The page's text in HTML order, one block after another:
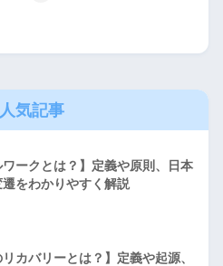
気記事
ワークとは？】定義や原則、日本
をわかりやすく解説
リカバリーとは？】定義や起源、